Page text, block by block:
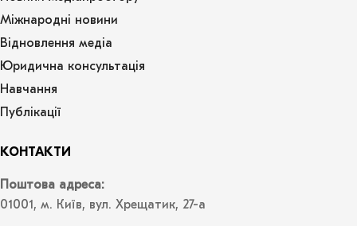
Міжнародні новини
Відновлення медіа
Юридична консультація
Навчання
Публікації
КОНТАКТИ
Поштова адреса:
01001, м. Київ, вул. Хрещатик, 27-а